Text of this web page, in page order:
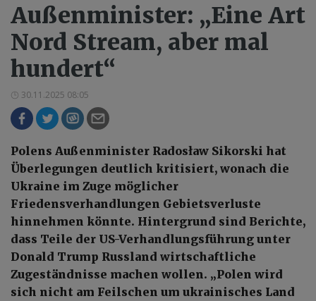
Außenminister: „Eine Art
Nord Stream, aber mal
hundert“
30.11.2025 08:05
Polens Außenminister Radosław Sikorski hat
Überlegungen deutlich kritisiert, wonach die
Ukraine im Zuge möglicher
Friedensverhandlungen Gebietsverluste
hinnehmen könnte. Hintergrund sind Berichte,
dass Teile der US-Verhandlungsführung unter
Donald Trump Russland wirtschaftliche
Zugeständnisse machen wollen. „Polen wird
sich nicht am Feilschen um ukrainisches Land